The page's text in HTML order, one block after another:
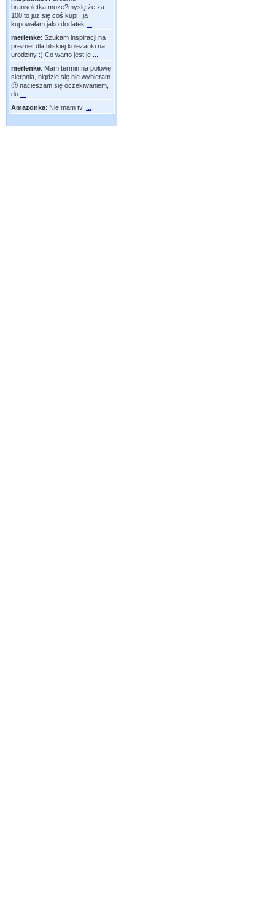
bransoletka moze?myślę że za
100 to już się coś kupi , ja
kupowałam jako dodatek
merlenke: Szukam inspiracji na
preznet dla bliskiej koleżanki na
urodziny :) Co warto jest je
merlenke: Mam termin na połowę
sierpnia, nigdzie się nie wybieram
🙂 nacieszam się oczekiwaniem,
do
Amazonka: Nie mam tv.